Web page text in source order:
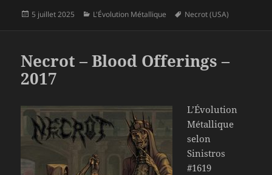
Publié
5 juillet 2025 Catégories
L'Évolution Métallique
Mots-
Necrot (USA)
Necrot – Blood Offerings –
2017
L’Évolution
Métallique
selon
Sinistros
#1619